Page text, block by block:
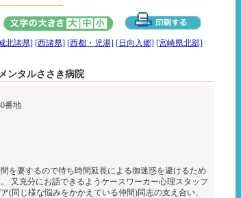
北諸県] [西諸県] [西都・児湯] [日向入郷] [宮崎県北部]
ンタルささき病院
番地
を要するので待ち時間延長による御迷惑を避けるため
又充分にお話できるようケースワーカー心理スタッフ
(同じ様な悩みをかかえている仲間)同志の支え合い、